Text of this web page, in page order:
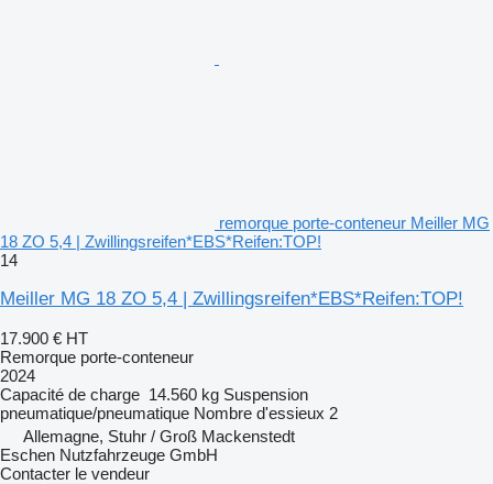
remorque porte-conteneur Meiller MG
18 ZO 5,4 | Zwillingsreifen*EBS*Reifen:TOP!
14
Meiller MG 18 ZO 5,4 | Zwillingsreifen*EBS*Reifen:TOP!
17.900 € HT
Remorque porte-conteneur
2024
Capacité de charge 14.560 kg Suspension
pneumatique/pneumatique Nombre d'essieux 2
Allemagne, Stuhr / Groß Mackenstedt
Eschen Nutzfahrzeuge GmbH
Contacter le vendeur